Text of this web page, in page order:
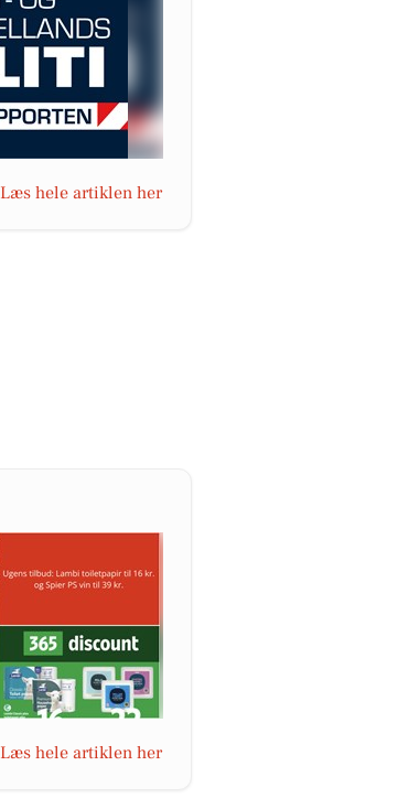
Læs hele artiklen her
Læs hele artiklen her